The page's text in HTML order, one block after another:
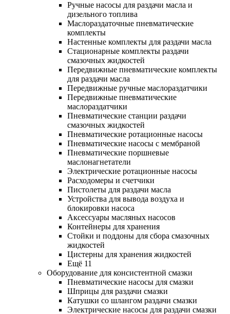
Ручные насосы для раздачи масла и
дизельного топлива
Маслораздаточные пневматические
комплекты
Настенные комплекты для раздачи масла
Стационарные комплекты раздачи
смазочных жидкостей
Передвижные пневматические комплекты
для раздачи масла
Передвижные ручные маслораздатчики
Передвижные пневматические
маслораздатчики
Пневматические станции раздачи
смазочных жидкостей
Пневматические ротационные насосы
Пневматические насосы с мембраной
Пневматические поршневые
маслонагнетатели
Электрические ротационные насосы
Расходомеры и счетчики
Пистолеты для раздачи масла
Устройства для вывода воздуха и
блокировки насоса
Аксессуары масляных насосов
Контейнеры для хранения
Стойки и поддоны для сбора смазочных
жидкостей
Цистерны для хранения жидкостей
Ещё 11
Оборудование для консистентной смазки
Пневматические насосы для смазки
Шприцы для раздачи смазки
Катушки со шлангом раздачи смазки
Электрические насосы для раздачи смазки